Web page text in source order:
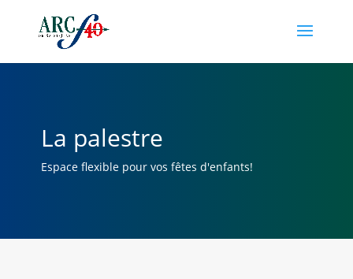
La palestre
Espace flexible pour vos fêtes d'enfants!